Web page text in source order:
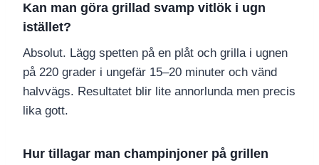
Kan man göra grillad svamp vitlök i ugn
istället?
Absolut. Lägg spetten på en plåt och grilla i ugnen
på 220 grader i ungefär 15–20 minuter och vänd
halvvägs. Resultatet blir lite annorlunda men precis
lika gott.
Hur tillagar man champinjoner på grillen